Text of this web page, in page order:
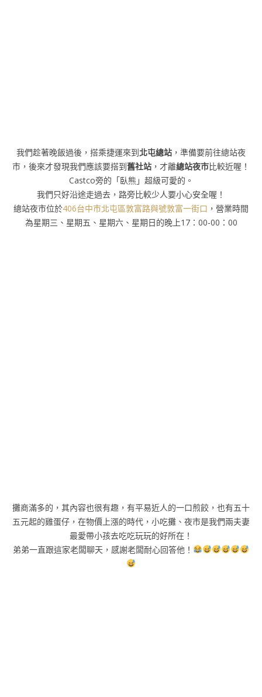
我們趁著晚飯過後，搭乘捷運來到北屯總站 ，準備要前往總站夜
市，後來才發現我們應該要搭到舊社站 ，才離總站夜市比較近喔！
Castco旁的「臥熊」超級可愛的。
我們只好沿途走過去，路旁比較少人要小心安全喔！
總站夜市位於406台中市北屯區敦富路與號敦富一街口 ，營業時間
為星期三、星期五、星期六、星期日的晚上17：00-00：00
攤商滿多的，其內容也很有趣，有平易近人的一口煎餃，也有五十
五元起的雞蛋仔，在物價上漲的時代，小吃攤、夜市是我們兩夫妻
最愛帶小孩去吃吃玩玩的好所在！
弟弟一直跟這家老闆聊天，感謝老闆耐心回答他！